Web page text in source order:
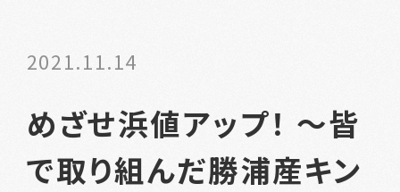
2021.11.14
めざせ浜値アップ！ ～皆
で取り組んだ勝浦産キン